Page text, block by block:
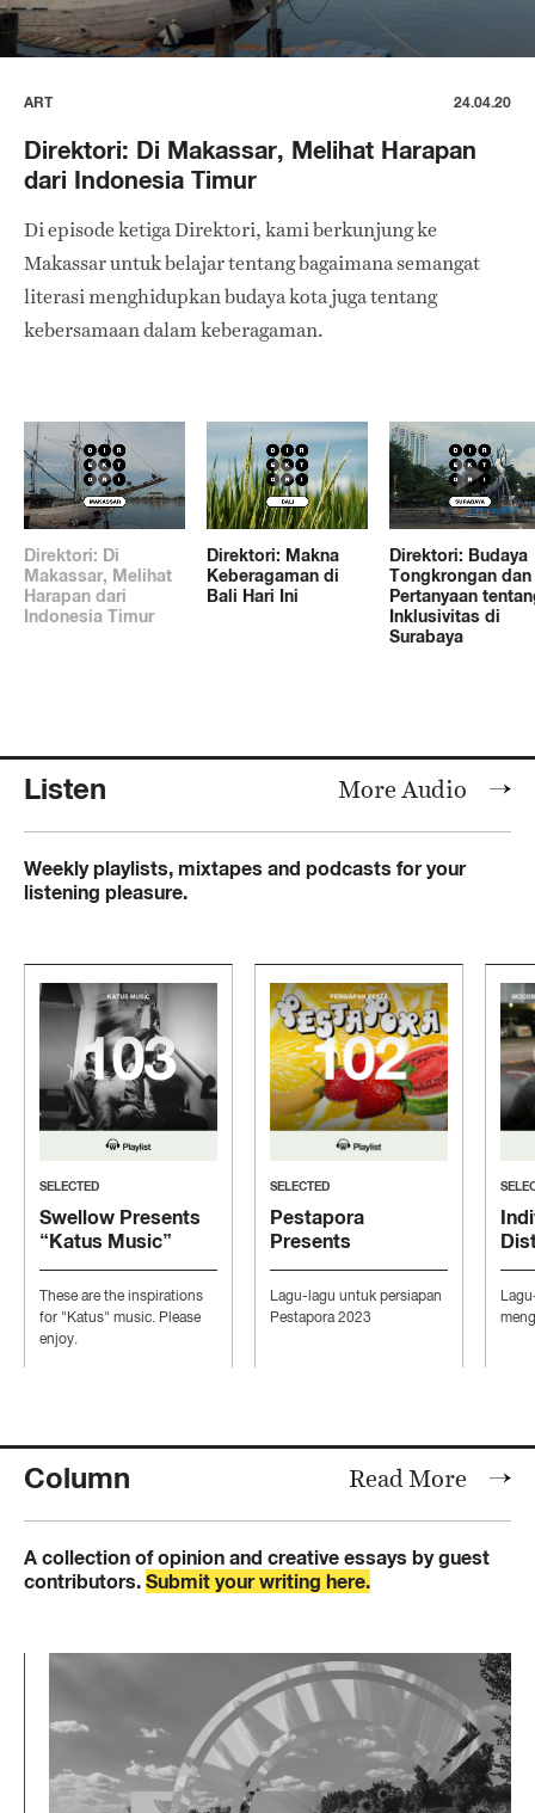
ART 24.04.20
Direktori: Di Makassar, Melihat Harapan
dari Indonesia Timur
Di episode ketiga Direktori, kami berkunjung ke
Makassar untuk belajar tentang bagaimana semangat
literasi menghidupkan budaya kota juga tentang
kebersamaan dalam keberagaman.
Direktori: Di
Makassar, Melihat
Harapan dari
Indonesia Timur
Direktori: Makna
Keberagaman di
Bali Hari Ini
Direktori: Budaya
Tongkrongan dan
Pertanyaan
Inklusivitas di
Surabaya
Listen More Audio
Weekly playlists, mixtapes and podcasts for your
listening pleasure.
SELECTED
Swellow Presents
“Katus Music”
These are the inspirations
for "Katus" music. Please
enjoy.
SELECTED
Pestapora
Presents
“Persiapan Pesta”
Lagu-lagu untuk persiapan
Pestapora 2023
Column Read More
A collection of opinion and creative essays by guest
contributors. Submit your writing here.